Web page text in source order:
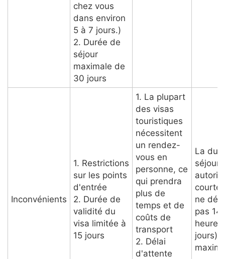
chez vous
dans environ
5 à 7 jours.)
2. Durée de
séjour
maximale de
30 jours
Inconvénients
1. Restrictions
sur les points
d'entrée
2. Durée de
validité du
visa limitée à
15 jours
1. La plupart
des visas
touristiques
nécessitent
un rendez-
vous en
personne, ce
qui prendra
plus de
temps et de
coûts de
transport
2. Délai
d'attente
La
séjour
ne
pas
heures
jours)